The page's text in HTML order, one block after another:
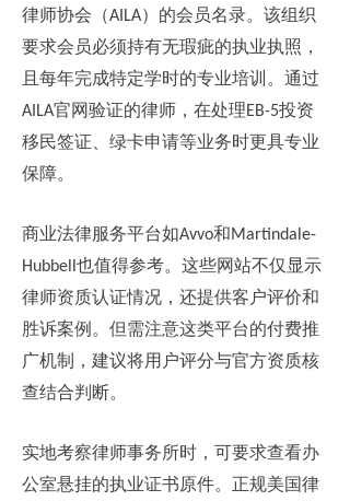
律师协会（AILA）的会员名录。该组织
要求会员必须持有无瑕疵的执业执照，
且每年完成特定学时的专业培训。通过
AILA官网验证的律师，在处理EB-5投资
移民签证、绿卡申请等业务时更具专业
保障。
商业法律服务平台如Avvo和Martindale-
Hubbell 也值得参考。这些网站不仅显示
律师资质认证情况，还提供客户评价和
胜诉案例。但需注意这类平台的付费推
广机制，建议将用户评分与官方资质核
查结合判断。
实地考察律师事务所时，可要求查看办
公室悬挂的执业证书原件。正规美国律